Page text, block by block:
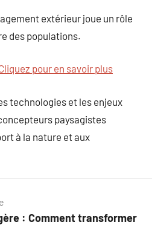
extérieur joue un rôle
des populations.
pour en savoir plus
technologies et les enjeux
paysagistes
à la nature et aux
: Comment transformer